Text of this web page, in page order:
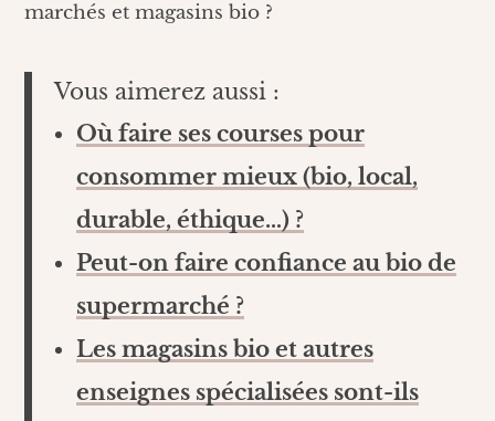
marchés et magasins bio ?
Vous aimerez aussi :
Où faire ses courses pour
consommer mieux (bio, local,
durable, éthique…) ?
Peut-on faire confiance au bio de
supermarché ?
Les magasins bio et autres
enseignes spécialisées sont-ils